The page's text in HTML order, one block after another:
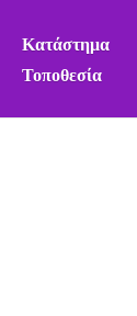
Κατάστημα
Τοποθεσία